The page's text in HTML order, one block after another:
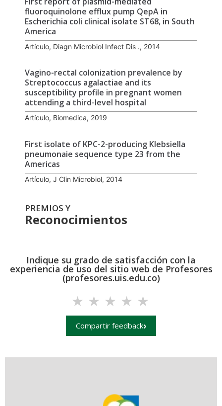
fluoroquinolone efflux pump QepA in
Escherichia coli clinical isolate ST68, in South
America
Artículo, Diagn Microbiol Infect Dis ., 2014
Vagino-rectal colonization prevalence by
Streptococcus agalactiae and its
susceptibility profile in pregnant women
attending a third-level hospital
Artículo, Biomedica, 2019
First isolate of KPC-2-producing Klebsiella
pneumonaie sequence type 23 from the
Americas
Artículo, J Clin Microbiol, 2014
PREMIOS Y
Reconocimientos
Indique su grado de satisfacción con la
experiencia de uso del sitio web de Profesores
(profesores.uis.edu.co)